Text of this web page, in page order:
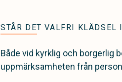
STÅR DET VALFRI
Både vid kyrklig och borgerlig
uppmärksamheten från